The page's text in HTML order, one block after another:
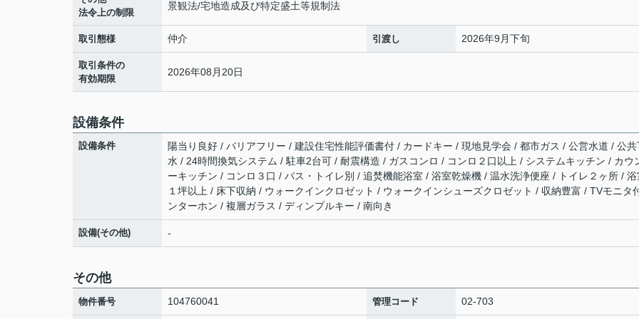
法令上の制限
景観法/宅地造成及び特定盛土等規制法
取引態様 仲介 引渡し 2026年9月下旬
取引条件の
有効期限
2026年08月20日
設備条件
設備条件
陽当り良好 / バリアフリー / 建設住宅性能評価書付 / カードキー / 現地見学会 / 都市ガス / 公営水道 / 公共
水 / 24時間換気システム / 駐車2台可 / 耐震構造 / ガスコンロ / コンロ２口以上 / システムキッチン / カウ
ーキッチン / コンロ３口 / バス・トイレ別 / 追焚機能浴室 / 浴室乾燥機 / 温水洗浄便座 / トイレ２ヶ所 / 浴
１坪以上 / 床下収納 / ウォークインクロゼット / ウォークインシューズクロゼット / 収納豊富 / TVモニタ
ンターホン / 複層ガラス / ディンプルキー / 南向き
設備(その他) -
その他
物件番号 104760041 管理コード 02-703